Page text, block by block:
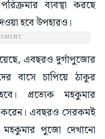
ব্যবস্থা করছে
হবে উপহারও।
এবছরও দুর্গাপুজোর
বাসে চাপিয়ে ঠাকুর
প্রত্যেক মহকুমার
এবছরও সেরকমই
মহকুমার পুজো দেখানো